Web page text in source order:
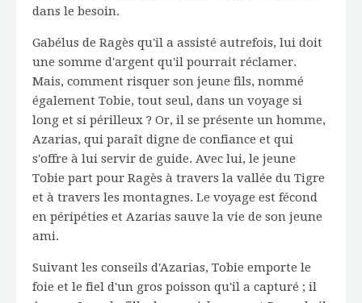
dans le besoin.
Gabélus de Ragès qu'il a assisté autrefois, lui doit
une somme d'argent qu'il pourrait réclamer.
Mais, comment risquer son jeune fils, nommé
également Tobie, tout seul, dans un voyage si
long et si périlleux ? Or, il se présente un homme,
Azarias, qui paraît digne de confiance et qui
s'offre à lui servir de guide. Avec lui, le jeune
Tobie part pour Ragès à travers la vallée du Tigre
et à travers les montagnes. Le voyage est fécond
en péripéties et Azarias sauve la vie de son jeune
ami.
Suivant les conseils d'Azarias, Tobie emporte le
foie et le fiel d'un gros poisson qu'il a capturé ; il